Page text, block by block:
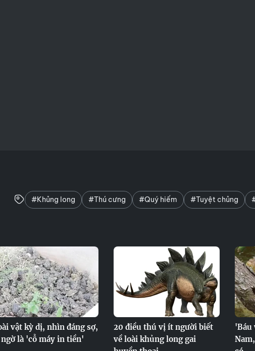
#Khủng long #Thú cưng #Quý hiếm #Tuyệt chủng
vật kỳ dị, nhìn đáng sợ,
là 'cỗ máy in tiền'
20 điều thú vị ít người biết
về loài khủng long gai
'Báu